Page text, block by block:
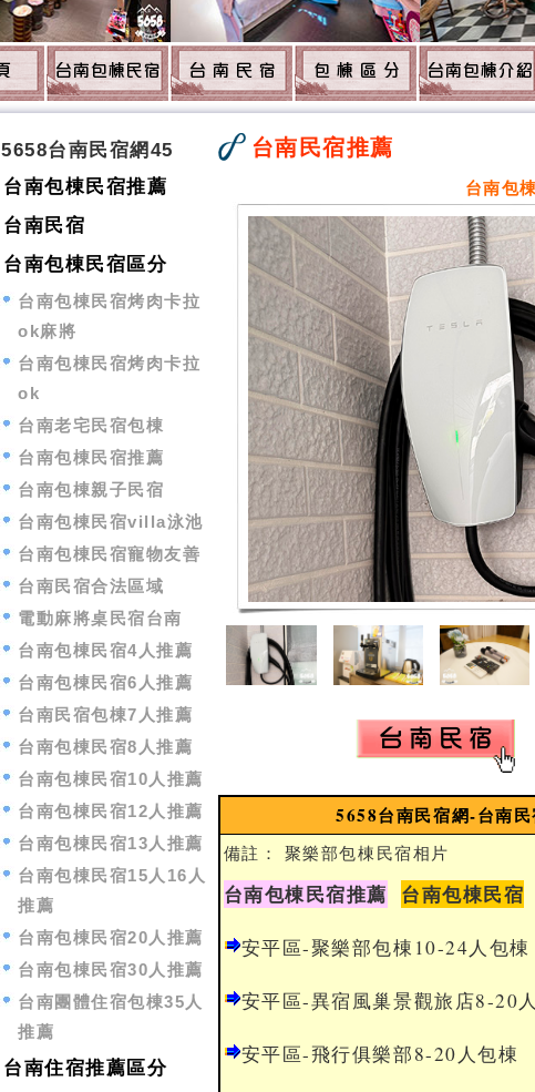
台南民宿推薦
台南包
5658台南民宿網-台南
備註： 聚樂部包棟民宿相片
台南包棟民宿推薦 台南包棟民宿
安平區-聚樂部包棟10-24人包棟
安平區-異宿風巢景觀旅店8-20
安平區-飛行俱樂部8-20人包棟
5658台南民宿網45
台南包棟民宿推薦
台南民宿
台南包棟民宿區分
台南包棟民宿烤肉卡拉
ok麻將
台南包棟民宿烤肉卡拉
ok
台南老宅民宿包棟
台南包棟民宿推薦
台南包棟親子民宿
台南包棟民宿villa泳池
台南包棟民宿寵物友善
台南民宿合法區域
電動麻將桌民宿台南
台南包棟民宿4人推薦
台南包棟民宿6人推薦
台南民宿包棟7人推薦
台南包棟民宿8人推薦
台南包棟民宿10人推薦
台南包棟民宿12人推薦
台南包棟民宿13人推薦
台南包棟民宿15人16人
推薦
台南包棟民宿20人推薦
台南包棟民宿30人推薦
台南團體住宿包棟35人
推薦
台南住宿推薦區分